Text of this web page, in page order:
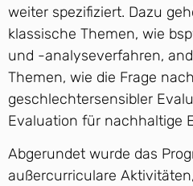
weiter spezifiziert. Dazu
klassische Themen, wie
und -analyseverfahren,
Themen, wie die Frage
geschlechtersensibler
Evaluation für nachhaltige
Abgerundet wurde das
außercurriculare